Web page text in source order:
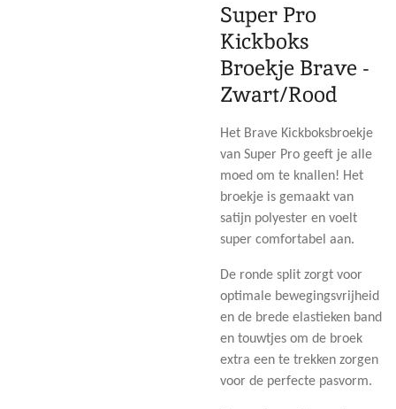
Super Pro
Kickboks
Broekje Brave -
Zwart/Rood
Het Brave Kickboksbroekje
van Super Pro geeft je alle
moed om te knallen! Het
broekje is gemaakt van
satijn polyester en voelt
super comfortabel aan.
De ronde split zorgt voor
optimale bewegingsvrijheid
en de brede elastieken band
en touwtjes om de broek
extra een te trekken zorgen
voor de perfecte pasvorm.